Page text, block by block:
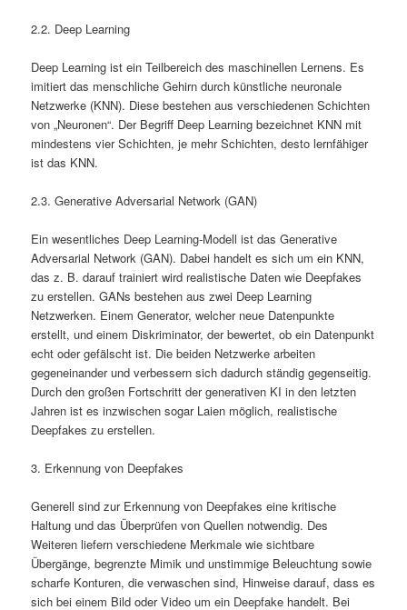
2.2. Deep Learning
Deep Learning ist ein Teilbereich des maschinellen Lernens. Es
imitiert das menschliche Gehirn durch künstliche neuronale
Netzwerke (KNN). Diese bestehen aus verschiedenen Schichten
von „Neuronen“. Der Begriff Deep Learning bezeichnet KNN mit
mindestens vier Schichten, je mehr Schichten, desto lernfähiger
ist das KNN.
2.3. Generative Adversarial Network (GAN)
Ein wesentliches Deep Learning-Modell ist das Generative
Adversarial Network (GAN). Dabei handelt es sich um ein KNN,
das z. B. darauf trainiert wird realistische Daten wie Deepfakes
zu erstellen. GANs bestehen aus zwei Deep Learning
Netzwerken. Einem Generator, welcher neue Datenpunkte
erstellt, und einem Diskriminator, der bewertet, ob ein Datenpunkt
echt oder gefälscht ist. Die beiden Netzwerke arbeiten
gegeneinander und verbessern sich dadurch ständig gegenseitig.
Durch den großen Fortschritt der generativen KI in den letzten
Jahren ist es inzwischen sogar Laien möglich, realistische
Deepfakes zu erstellen.
3. Erkennung von Deepfakes
Generell sind zur Erkennung von Deepfakes eine kritische
Haltung und das Überprüfen von Quellen notwendig. Des
Weiteren liefern verschiedene Merkmale wie sichtbare
Übergänge, begrenzte Mimik und unstimmige Beleuchtung sowie
scharfe Konturen, die verwaschen sind, Hinweise darauf, dass es
sich bei einem Bild oder Video um ein Deepfake handelt. Bei